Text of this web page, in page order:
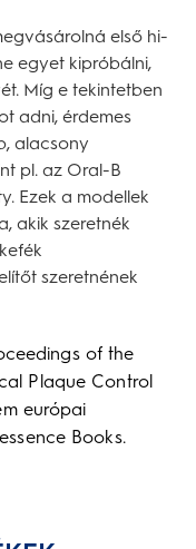
első hi-
egyet kipróbálni,
Míg e tekintetben
adni, érdemes
alacsony
pl. az Oral-B
Ezek a modellek
akik szeretnék
szeretnének
of the
Plaque Control
európai
Books.